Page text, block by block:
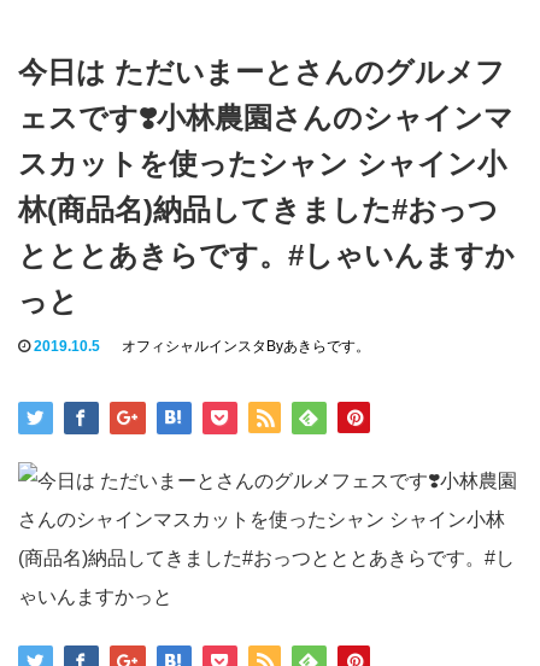
i
g
t
今日は ただいまーとさんのグルメフ
ェスです❣️小林農園さんのシャインマ
スカットを使ったシャン シャイン小
林(商品名)納品してきました#おっつ
とととあきらです。#しゃいんますか
っと
2019.10.5 オフィシャルインスタByあきらです。